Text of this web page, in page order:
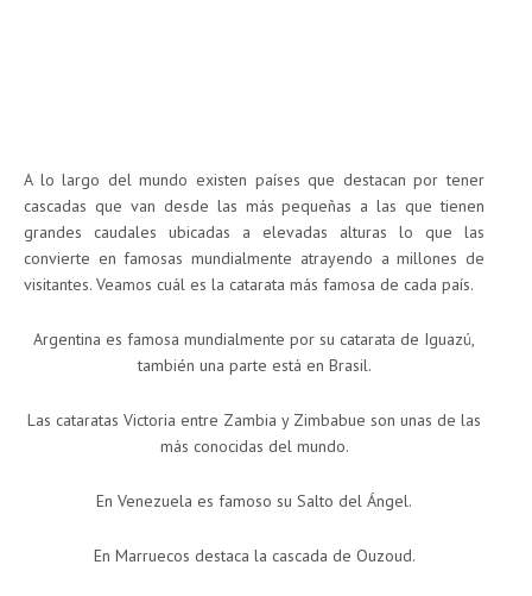
A lo largo del mundo existen países que destacan por tener
cascadas que van desde las más pequeñas a las que tienen
grandes caudales ubicadas a elevadas alturas lo que las
convierte en famosas mundialmente atrayendo a millones de
visitantes. Veamos cuál es la catarata más famosa de cada país.
Argentina es famosa mundialmente por su catarata de Iguazú,
también una parte está en Brasil.
Las cataratas Victoria entre Zambia y Zimbabue son unas de las
más conocidas del mundo.
En Venezuela es famoso su Salto del Ángel.
En Marruecos destaca la cascada de Ouzoud.